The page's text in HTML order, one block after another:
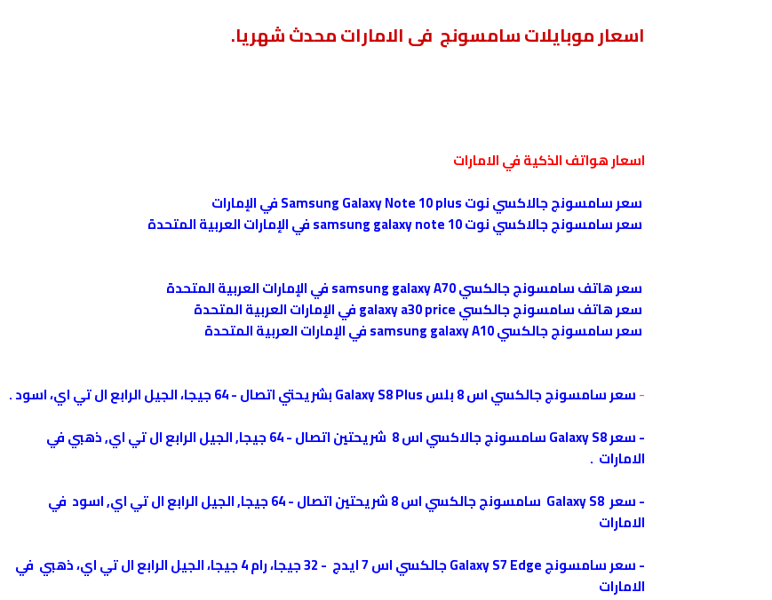
اسعار موبايلات سامسونج فى الامارات محدث شهريا.
اسعار هواتف الذكية في الامارات
سعر سامسونج جالاكسي نوت Samsung Galaxy Note 10 plus في الإمارات
سعر سامسونج جالاكسي نوت samsung galaxy note 10 في الإمارات العربية المتحدة
سعر هاتف سامسونج جالكسي samsung galaxy A70 في الإمارات العربية المتحدة
سعر هاتف سامسونج جالكسي galaxy a30 price في الإمارات العربية المتحدة
سعر سامسونج جالكسي samsung galaxy A10 في الإمارات العربية المتحدة
-سعر سامسونج جالكسي اس 8 بلس Galaxy S8 Plus بشريحتي اتصال - 64 جيجا، الجيل الرابع ال تي اي، اسود
.
-
سعر Galaxy S8 سامسونج جالاكسي اس 8 شريحتين اتصال - 64 جيجا, الجيل الرابع ال تي اي, ذهبي في
الامارات .
-
سعر Galaxy S8 سامسونج جالكسي اس 8 شريحتين اتصال - 64 جيجا, الجيل الرابع ال تي اي, اسود في
الامارات
-
سعر سامسونج Galaxy S7 Edge جالكسي اس 7 ايدج - 32 جيجا، رام 4 جيجا، الجيل الرابع ال تي اي، ذهبي في
الامارات